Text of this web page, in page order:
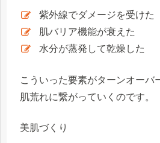
紫外線でダメージを受けた
肌バリア機能が衰えた
水分が蒸発して乾燥した
こういった要素がターンオーバ
肌荒れに繋がっていくのです。
美肌づくり